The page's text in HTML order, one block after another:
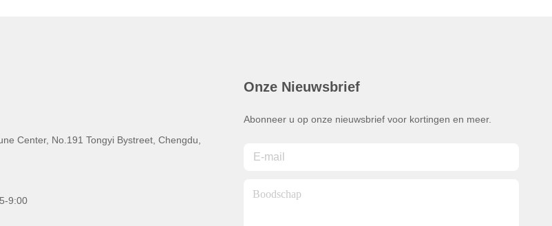
Center, No.191 Tongyi Bystreet, Chengdu,
9:00
Onze Nieuwsbrief
Abonneer u op onze nieuwsbrief voor kortingen en meer.